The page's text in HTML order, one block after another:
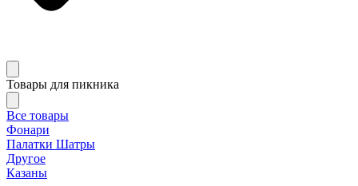
Товары для пикника
Все товары
Фонари
Палатки Шатры
Другое
Казаны